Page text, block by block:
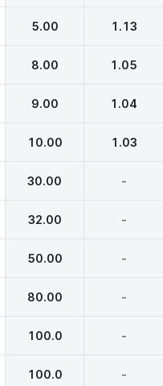
5.00 1.13
8.00 1.05
9.00 1.04
10.00 1.03
30.00 -
32.00 -
50.00 -
80.00 -
100.0 -
100.0 -